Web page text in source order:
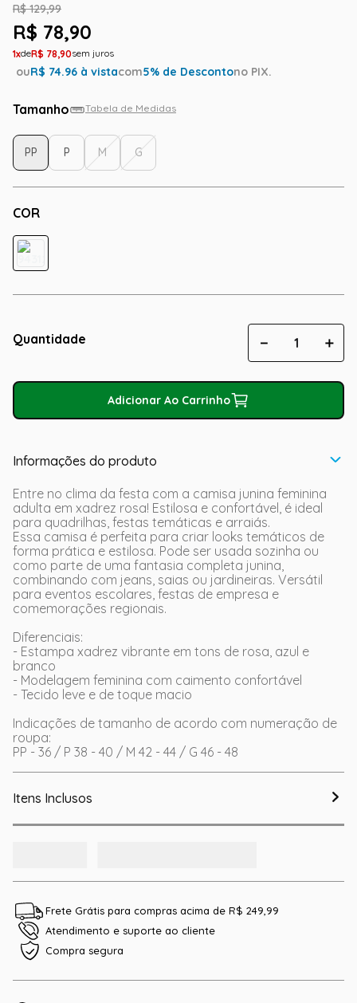
R$ 129,99
R$ 78,90
1 R$ 78,90
ouR$ 74.96 à vistacom5% de Descontono PIX.
Tamanho Tabela de Medidas
COR
PP P M G
Quantidade ＋
－
Adicionar Ao Carrinho
Informações do produto
Entre no clima da festa com a camisa junina feminina
adulta em xadrez rosa! Estilosa e confortável, é ideal
para quadrilhas, festas temáticas e arraiás.
Essa camisa é perfeita para criar looks temáticos de
forma prática e estilosa. Pode ser usada sozinha ou
como parte de uma fantasia completa junina,
combinando com jeans, saias ou jardineiras. Versátil
para eventos escolares, festas de empresa e
comemorações regionais.
Diferenciais:
- Estampa xadrez vibrante em tons de rosa, azul e
branco
- Modelagem feminina com caimento confortável
- Tecido leve e de toque macio
Indicações de tamanho de acordo com numeração de
roupa:
PP - 36 / P 38 - 40 / M 42 - 44 / G 46 - 48
Itens Inclusos
Frete Grátis para compras acima de R$ 249,99
Atendimento e suporte ao cliente
Compra segura